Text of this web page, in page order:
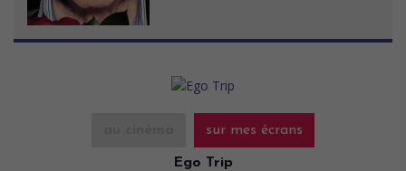
sur mes écrans
Ego Trip